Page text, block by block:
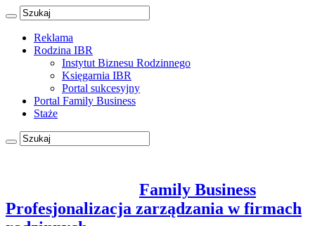
Reklama
Rodzina IBR
Instytut Biznesu Rodzinnego
Księgarnia IBR
Portal sukcesyjny
Portal Family Business
Staże
Family Business
Profesjonalizacja zarządzania w firmach